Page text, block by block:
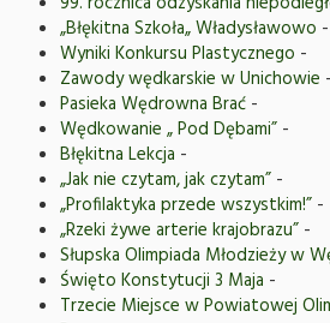
„Błękitna Szkoła„ Władysławowo -
Wyniki Konkursu Plastycznego -
Zawody wędkarskie w Unichowie -
Pasieka Wędrowna Brać -
Wędkowanie „ Pod Dębami” -
Błękitna Lekcja -
„Jak nie czytam, jak czytam” -
„Profilaktyka przede wszystkim!” -
„Rzeki żywe arterie krajobrazu” -
Słupska Olimpiada Młodzieży w
Święto Konstytucji 3 Maja -
Trzecie Miejsce w Powiatowej